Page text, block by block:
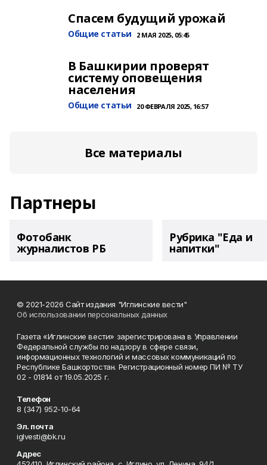
Спасем будущий урожай
Общие статьи 2 МАЯ 2025, 05:45
В Башкирии проверят
систему оповещения
населения
Общие статьи 20 ФЕВРАЛЯ 2025, 16:57
Все материалы
Партнеры
Фотобанк
журналистов РБ
Рубрика "Еда и
напитки"
© 2021-2026 Сайт издания "Иглинские вести"
Об использовании персональных данных
Газета «Иглинские вести» зарегистрирована в Управлении
Федеральной службы по надзору в сфере связи,
информационных технологий и массовых коммуникаций по
Республике Башкортостан. Регистрационный номер ПИ № ТУ
02 - 01814 от 19.05.2025 г.
Телефон
8 (347) 952-10-64
Эл. почта
iglvesti@bk.ru
Адрес